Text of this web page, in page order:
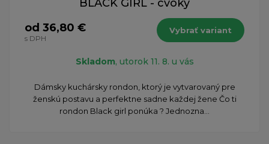
BLACK GIRL - cvoky
od 36,80 €
s DPH
Vybrať variant
Skladom, utorok 11. 8. u vás
Dámsky kuchársky rondon, ktorý je vytvarovaný pre
ženskú postavu a perfektne sadne každej žene Čo ti
rondon Black girl ponúka ? Jednozna...